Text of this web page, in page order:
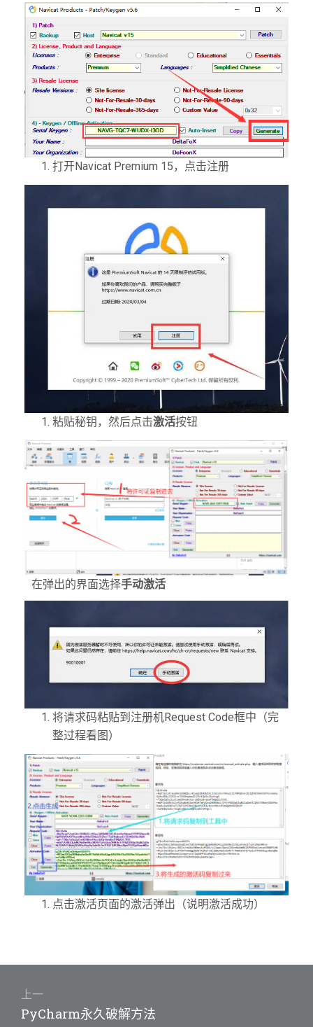
打开Navicat Premium 15，点击注册
粘贴秘钥，然后点击激活按钮
在弹出的界面选择手动激活
将请求码粘贴到注册机Request Code框中（完
整过程看图）
点击激活页面的激活弹出（说明激活成功）
上一
上
PyCharm永久破解方法